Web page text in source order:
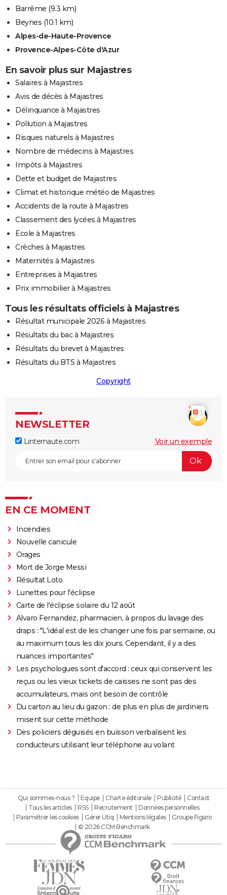
Barrême (9.3 km)
Beynes (10.1 km)
Alpes-de-Haute-Provence
Provence-Alpes-Côte d'Azur
En savoir plus sur Majastres
Salaires à Majastres
Avis de décès à Majastres
Délinquance à Majastres
Pollution à Majastres
Risques naturels à Majastres
Nombre de médecins à Majastres
Impôts à Majastres
Dette et budget de Majastres
Climat et historique météo de Majastres
Accidents de la route à Majastres
Classement des lycées à Majastres
Ecole à Majastres
Crèches à Majastres
Maternités à Majastres
Entreprises à Majastres
Prix immobilier à Majastres
Tous les résultats officiels à Majastres
Résultat municipale 2026 à Majastres
Résultats du bac à Majastres
Résultats du brevet à Majastres
Résultats du BTS à Majastres
Copyright
NEWSLETTER
Linternaute.com Voir un exemple
EN CE MOMENT
Incendies
Nouvelle canicule
Orages
Mort de Jorge Messi
Résultat Loto
Lunettes pour l'éclipse
Carte de l'éclipse solaire du 12 août
Alvaro Fernandez, pharmacien, à propos du lavage des
draps : "L'idéal est de les changer une fois par semaine, ou
au maximum tous les dix jours. Cependant, il y a des
nuances importantes"
Les psychologues sont d'accord : ceux qui conservent les
reçus ou les vieux tickets de caisses ne sont pas des
accumulateurs, mais ont besoin de contrôle
Du carton au lieu du gazon : de plus en plus de jardiniers
misent sur cette méthode
Des policiers déguisés en buisson verbalisent les
conducteurs utilisant leur téléphone au volant
Qui sommes-nous ? Equipe Charte éditoriale Publicité
Contact
Tous les articles
RSS Recrutement
Données personnelles
Paramétrer les cookies
Gérer Utiq Mentions légales
Groupe Figaro
© 2026 CCM Benchmark